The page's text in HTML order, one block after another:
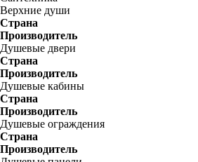
Верхние души
Страна
Производитель
Душевые двери
Страна
Производитель
Душевые кабины
Страна
Производитель
Душевые ограждения
Страна
Производитель